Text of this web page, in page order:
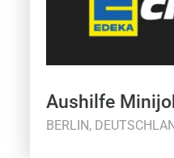
Aushilfe
BERLIN,